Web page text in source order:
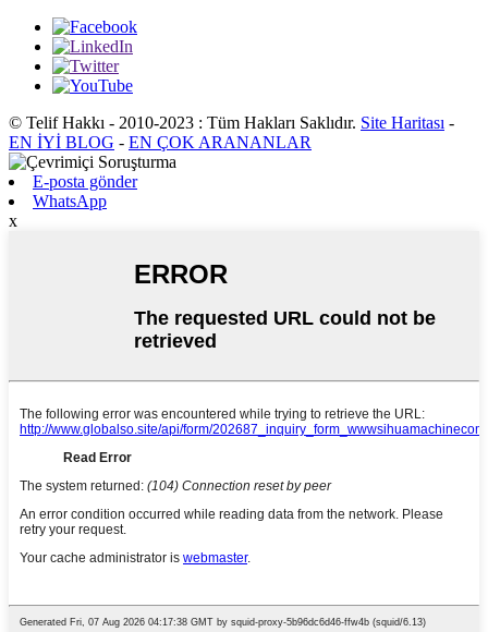
© Telif Hakkı - 2010-2023 : Tüm Hakları Saklıdır. Site Haritası -
EN İYİ BLOG - EN ÇOK ARANANLAR
E-posta gönder
WhatsApp
x